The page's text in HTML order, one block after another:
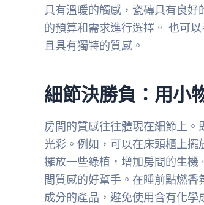
具有溫暖的觸感，瓷磚具有良
的預算和需求進行選擇。 也可
且具有獨特的質感。
細節決勝負：用小
房間的質感往往體現在細節上
光彩。例如，可以在床頭櫃上
擺放一些綠植，增加房間的生機
間質感的好幫手。在睡前點燃
成分的產品，避免使用含有化